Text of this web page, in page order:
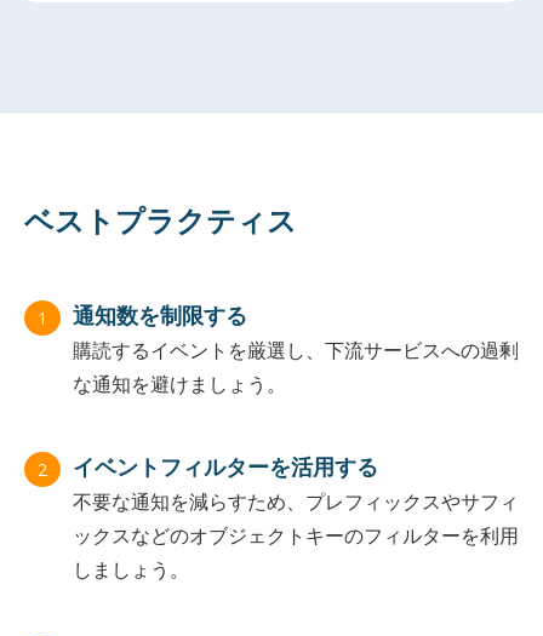
ベストプラクティス
1 通知数を制限する
購読するイベントを厳選し、下流サービスへの過剰
な通知を避けましょう。
2 イベントフィルターを活用する
不要な通知を減らすため、プレフィックスやサフィ
ックスなどのオブジェクトキーのフィルターを利用
しましょう。